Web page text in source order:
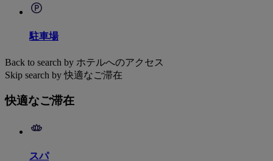
駐車場
Back to search by ホテルへのアクセス
Skip search by 快適なご滞在
快適なご滞在
スパ